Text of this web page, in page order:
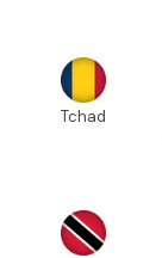
Tchad